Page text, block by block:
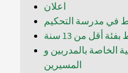
اعلان
في مدرسة التحكيم
أقل من 13 سنة
الخاصة بالمدربين و
المسيرين